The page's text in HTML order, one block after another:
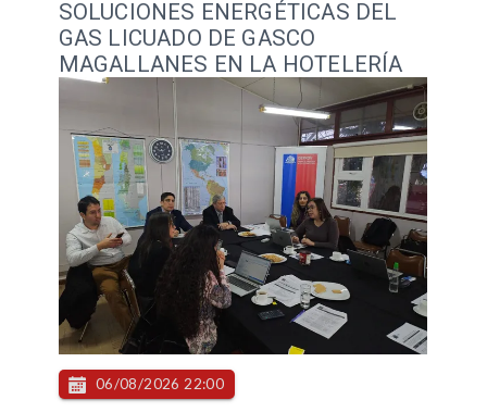
SOLUCIONES ENERGÉTICAS DEL
GAS LICUADO DE GASCO
MAGALLANES EN LA HOTELERÍA
06/08/2026 22:00